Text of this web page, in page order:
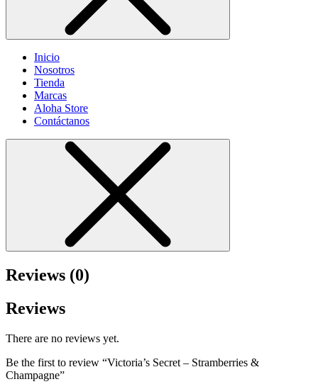
Inicio
Nosotros
Tienda
Marcas
Aloha Store
Contáctanos
Reviews (0)
Reviews
There are no reviews yet.
Be the first to review “Victoria’s Secret – Stramberries &
Champagne”